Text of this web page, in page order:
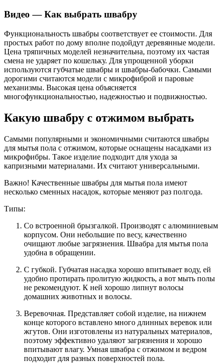
Видео — Как выбрать швабру
Функциональность швабры соответствует ее стоимости. Для
простых работ по дому вполне подойдут деревянные модели.
Цена тряпичных моделей незначительна, поэтому их частая
смена не ударяет по кошельку. Для упрощенной уборки
используются губчатые швабры и швабры-бабочки. Самыми
дорогими считаются модели с микрофиброй и паровые
механизмы. Высокая цена объясняется
многофункциональностью, надежностью и подвижностью.
Какую швабру с отжимом выбрать
Самыми популярными и экономичными считаются швабры
для мытья пола с отжимом, которые оснащены насадками из
микрофибры. Такое изделие подходит для ухода за
капризными материалами. Их считают универсальными.
Важно! Качественные швабры для мытья пола имеют
несколько сменных насадок, которые меняют раз полгода.
Типы:
Со встроенной брызгалкой. Производят с алюминиевым
корпусом. Они небольшие по весу, качественно
очищают любые загрязнения. Швабра для мытья пола
удобна в обращении.
С губкой. Губчатая насадка хорошо впитывает воду, ей
удобно протирать пролитую жидкость, а вот мыть полы
не рекомендуют. К ней хорошо липнут волосы
домашних животных и волосы.
Веревочная. Представляет собой изделие, на нижнем
конце которого вставлено много длинных веревок или
жгутов. Они изготовлены из натуральных материалов,
поэтому эффективно удаляют загрязнения и хорошо
впитывают влагу. Умная швабра с отжимом и ведром
подходит для разных поверхностей пола.